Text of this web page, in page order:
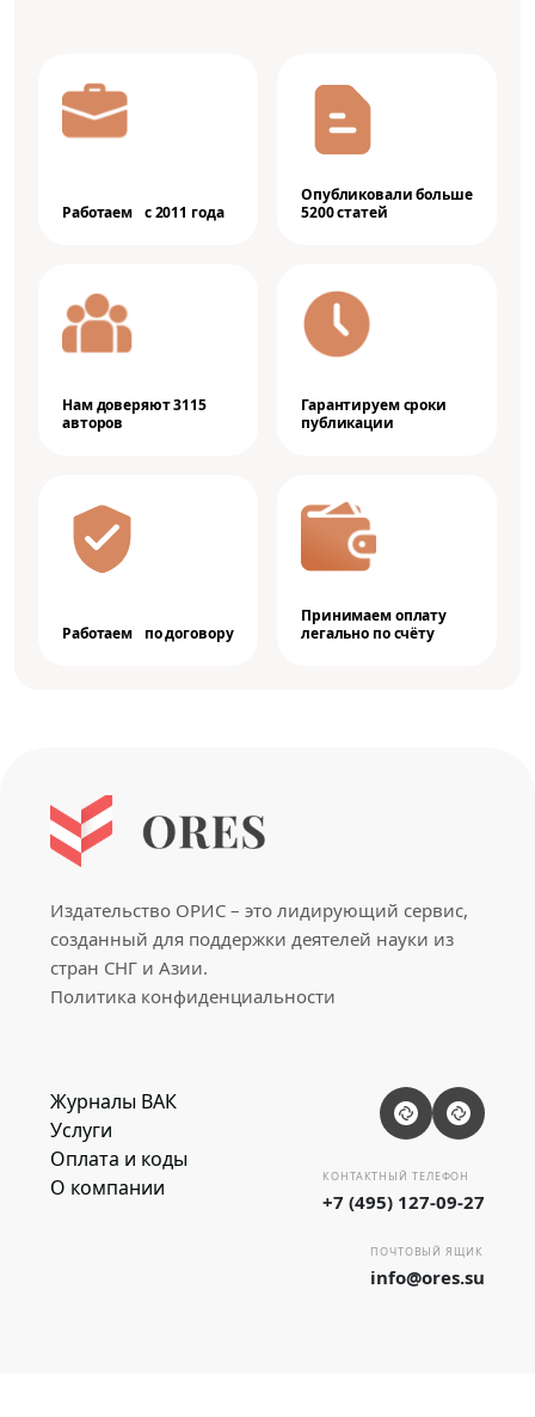
Работаем с 2011 года
Опубликовали больше
5200 статей
Нам доверяют 3115
авторов
Гарантируем сроки
публикации
Работаем по договору
Принимаем оплату
легально по счёту
Издательство ОРИС – это лидирующий сервис,
созданный для поддержки деятелей науки из
стран СНГ и Азии.
Политика конфиденциальности
Журналы ВАК
Услуги
Оплата и коды
О компании
КОНТАКТНЫЙ ТЕЛЕФОН
+7 (495) 127-09-27
ПОЧТОВЫЙ ЯЩИК
info@ores.su